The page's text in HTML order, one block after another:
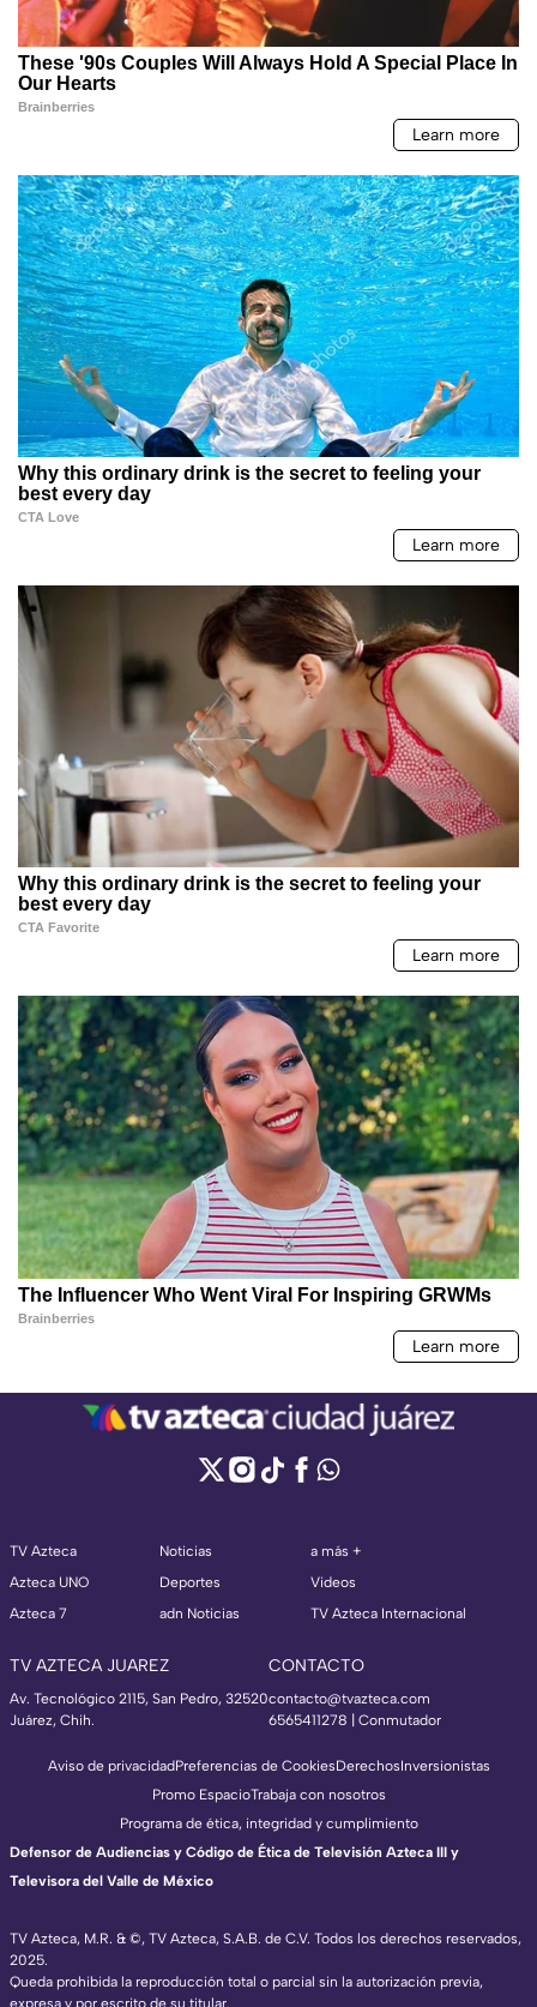
TV Azteca
Azteca UNO
Azteca 7
Noticias
Deportes
adn Noticias
a más +
Videos
TV Azteca Internacional
TV AZTECA JUAREZ
Av. Tecnológico 2115, San Pedro, 32520
Juárez, Chih.
CONTACTO
contacto@tvazteca.com
6565411278 | Conmutador
TV Azteca, M.R. & ©, TV Azteca, S.A.B. de C.V. Todos los derechos reservados,
2025.
Queda prohibida la reproducción total o parcial sin la autorización previa,
expresa y por escrito de su titular.
Aviso de privacidadPreferencias de CookiesDerechosInversionistas
Promo EspacioTrabaja con nosotros
Programa de ética, integridad y cumplimiento
Defensor de Audiencias y Código de Ética de Televisión Azteca III y
Televisora del Valle de México